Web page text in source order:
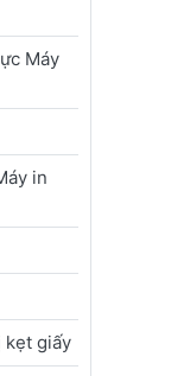
Máy
in
kẹt giấy